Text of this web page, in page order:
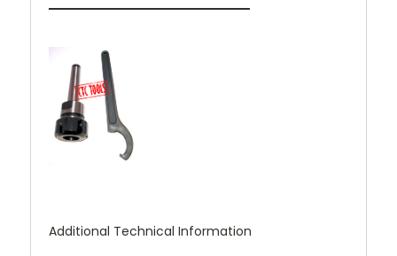
Additional Technical Information